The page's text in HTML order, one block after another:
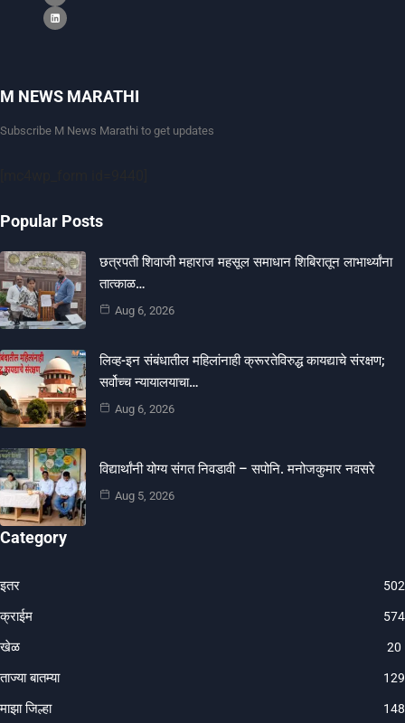
M NEWS MARATHI
Subscribe M News Marathi to get updates
Popular Posts
छत्रपती शिवाजी महाराज महसूल समाधान शिबिरातून लाभार्थ्यांना
तात्काळ…
Aug 6, 2026
लिव्ह-इन संबंधातील महिलांनाही क्रूरतेविरुद्ध कायद्याचे संरक्षण;
सर्वोच्च न्यायालयाचा…
Aug 6, 2026
विद्यार्थांनी योग्य संगत निवडावी – सपोनि. मनोजकुमार नवसरे
Aug 5, 2026
Category
इतर 502
क्राईम 574
खेळ 20
ताज्या बातम्या 129
माझा जिल्हा